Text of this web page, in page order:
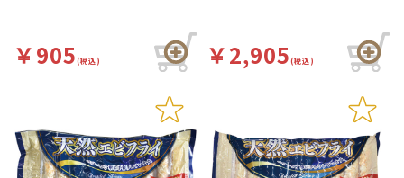
￥905(税込) ￥2,905(税込)